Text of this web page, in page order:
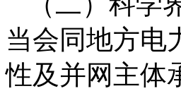
当会同地方电
性及并网主体